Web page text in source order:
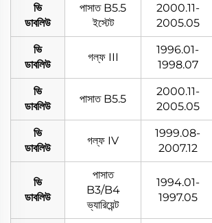
ভি
ডাবলিউ
পাসাত B5.5
ইস্টেট
2000.11-
2005.05
ভি
ডাবলিউ
গল্ফ III
1996.01-
1998.07
ভি
ডাবলিউ
পাসাত B5.5
2000.11-
2005.05
ভি
ডাবলিউ
গল্ফ IV
1999.08-
2007.12
ভি
ডাবলিউ
পাসাত
B3/B4
ভ্যারিয়েন্ট
1994.01-
1997.05